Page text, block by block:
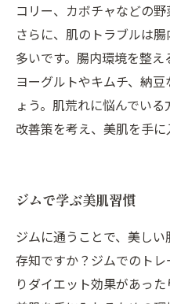
コリー、カボチャなどの野
さらに、肌のトラブルは
多いです。腸内環境を整
ヨーグルトやキムチ、納
ょう。肌荒れに悩んでい
改善策を考え、美肌を手に
ジムで学ぶ美肌習慣
ジムに通うことで、美し
存知ですか？ジムでのト
りダイエット効果があっ